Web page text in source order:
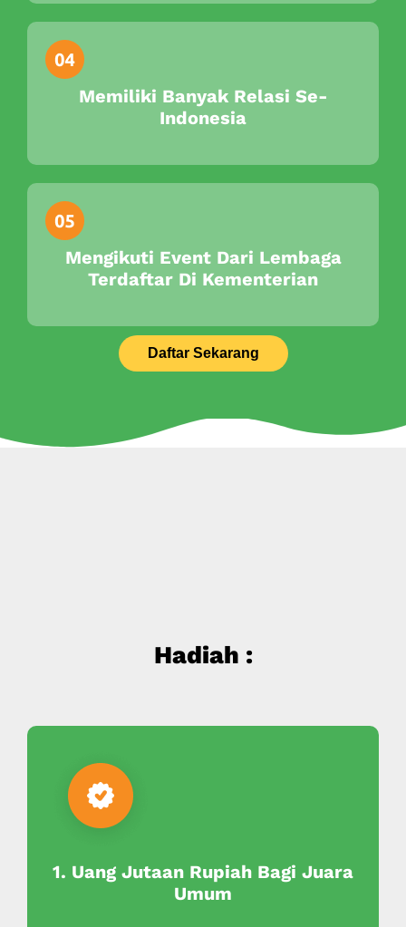
Memiliki Banyak Relasi Se-
Indonesia
Mengikuti Event Dari Lembaga
Terdaftar Di Kementerian
Daftar Sekarang
Hadiah :
1. Uang Jutaan Rupiah Bagi Juara
Umum